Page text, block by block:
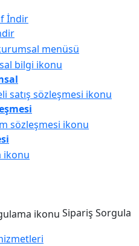
İndir
Sipariş Sorgula